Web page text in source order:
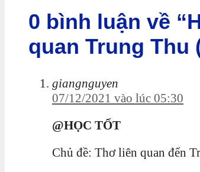
0 bình luận về
quan Trung Thu
giangnguyen
07/12/2021 vào lúc 05:30
@HỌC TỐT
Chủ đề: Thơ liên quan đến